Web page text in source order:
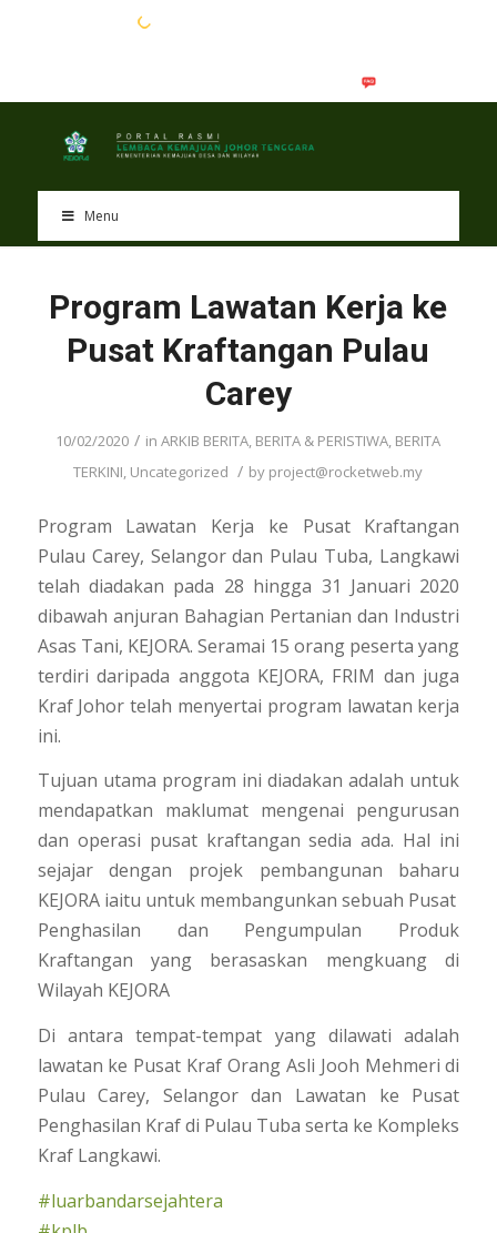
Menu
Program Lawatan Kerja ke
Pusat Kraftangan Pulau
Carey
10/02/2020 / inARKIB BERITA, BERITA & PERISTIWA, BERITA
TERKINI, Uncategorized / by project@rocketweb.my
Program Lawatan Kerja ke Pusat Kraftangan
Pulau Carey, Selangor dan Pulau Tuba, Langkawi
telah diadakan pada 28 hingga 31 Januari 2020
dibawah anjuran Bahagian Pertanian dan Industri
Asas Tani, KEJORA. Seramai 15 orang peserta yang
terdiri daripada anggota KEJORA, FRIM dan juga
Kraf Johor telah menyertai program lawatan kerja
ini.
Tujuan utama program ini diadakan adalah untuk
mendapatkan maklumat mengenai pengurusan
dan operasi pusat kraftangan sedia ada. Hal ini
sejajar dengan projek pembangunan baharu
KEJORA iaitu untuk membangunkan sebuah Pusat
Penghasilan dan Pengumpulan Produk
Kraftangan yang berasaskan mengkuang di
Wilayah KEJORA
Di antara tempat-tempat yang dilawati adalah
lawatan ke Pusat Kraf Orang Asli Jooh Mehmeri di
Pulau Carey, Selangor dan Lawatan ke Pusat
Penghasilan Kraf di Pulau Tuba serta ke Kompleks
Kraf Langkawi.
#luarbandarsejahtera